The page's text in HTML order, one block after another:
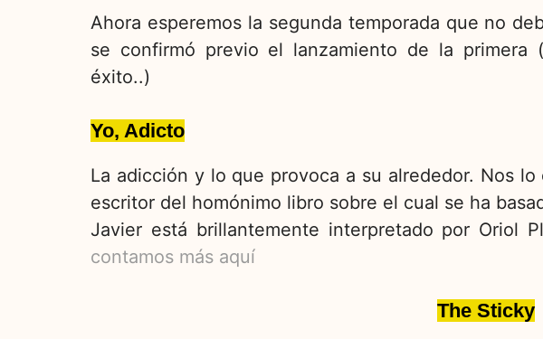
Ahora esperemos la segunda temporada que no
se confirmó previo el lanzamiento de la primera
éxito..)
Yo, Adicto
La adicción y lo que provoca a su alrededor. Nos
escritor del homónimo libro sobre el cual se ha
Javier está brillantemente interpretado por
contamos más aquí
The Sticky